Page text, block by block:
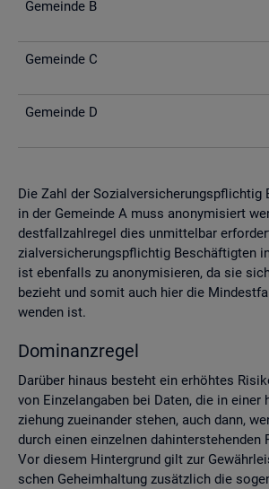
Ge­mein­de B
Ge­mein­de C
Ge­mein­de D
Die Zahl der So­zi­al­ver­si­che­rungs­pflich­tig
in der Ge­mein­de A muss an­ony­mi­siert
dest­fall­zahl­re­gel dies un­mit­tel­bar
zi­al­ver­si­che­rungs­pflich­tig Be­schäf­tig­ten
ist eben­falls zu an­ony­mi­sie­ren, da sie
be­zieht und somit auch hier die
wen­den ist.
Do­mi­nanz­re­gel
Dar­über hin­aus be­steht ein er­höh­tes
von Ein­zel­an­ga­ben bei Daten, die in
zie­hung zu­ein­an­der ste­hen, auch dann,
durch einen ein­zel­nen da­hin­ter­ste­hen­den
Vor die­sem Hin­ter­grund gilt zur
schen Ge­heim­hal­tung zu­sätz­lich die